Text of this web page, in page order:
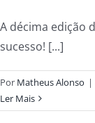
A décima edição
sucesso! [...]
Por Matheus Alonso |
Ler Mais